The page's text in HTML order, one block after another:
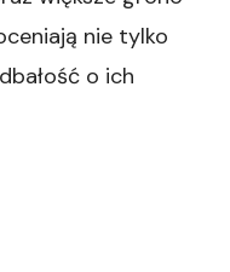
nie tylko
o ich